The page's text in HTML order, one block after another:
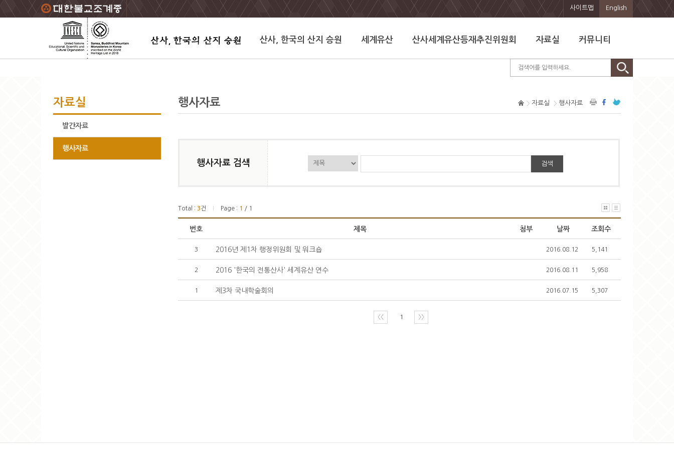
주요메뉴 바로가기
본문 바로가기
하단메뉴 바로가기 사이트맵 English
산사, 한국의 산지 승원 세계유산 산사세계유산등재추진위원회 자료실 커뮤니티
자료실
발간자료
행사자료
행사자료 자료실 행사자료
행사자료 검색 검색
Total : 3건 Page : 1 / 1
번호 제목 첨부 날짜 조회수
3 2016년 제1차 행정위원회 및 워크숍 2016.08.12 5,141
2 2016 '한국의 전통산사' 세계유산 연수 2016.08.11 5,958
1 제3차 국내학술회의 2016.07.15 5,307
〈〈 1 〉〉